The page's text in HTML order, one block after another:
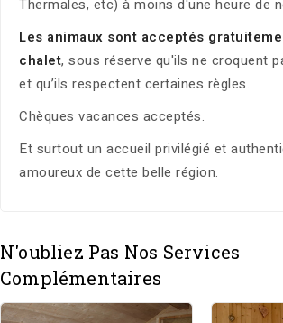
Thermales, etc) à moins d'une heure de
Les animaux sont acceptés
chalet, sous réserve qu'ils ne croquent
et qu’ils respectent certaines règles.
Chèques vacances acceptés.
Et surtout un accueil privilégié et
amoureux de cette belle région.
N'oubliez Pas Nos Services
Complémentaires